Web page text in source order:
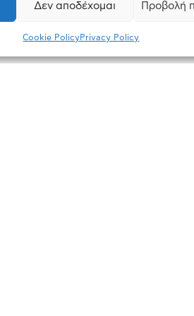
Δεν αποδέχομαι Προβολή
Cookie PolicyPrivacy Policy